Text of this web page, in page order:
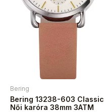
Bering
Bering 13238-603 Classic
Női karóra 38mm 3ATM